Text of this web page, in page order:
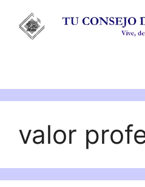
contenido
valor